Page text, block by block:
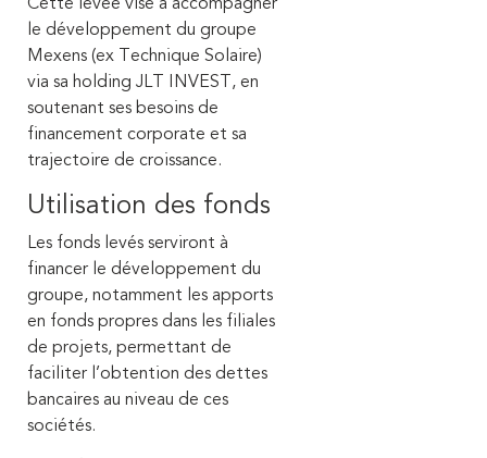
Cette levée vise à accompagner
le développement du groupe
Mexens (ex Technique Solaire)
via sa holding JLT INVEST, en
soutenant ses besoins de
financement corporate et sa
trajectoire de croissance.
Utilisation des fonds
Les fonds levés serviront à
financer le développement du
groupe, notamment les apports
en fonds propres dans les filiales
de projets, permettant de
faciliter l’obtention des dettes
bancaires au niveau de ces
sociétés.